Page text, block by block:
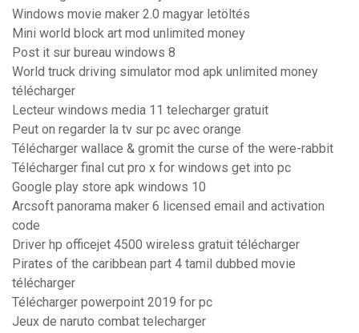
Windows movie maker 2.0 magyar letöltés
Mini world block art mod unlimited money
Post it sur bureau windows 8
World truck driving simulator mod apk unlimited money
télécharger
Lecteur windows media 11 telecharger gratuit
Peut on regarder la tv sur pc avec orange
Télécharger wallace & gromit the curse of the were-rabbit
Télécharger final cut pro x for windows get into pc
Google play store apk windows 10
Arcsoft panorama maker 6 licensed email and activation
code
Driver hp officejet 4500 wireless gratuit télécharger
Pirates of the caribbean part 4 tamil dubbed movie
télécharger
Télécharger powerpoint 2019 for pc
Jeux de naruto combat telecharger